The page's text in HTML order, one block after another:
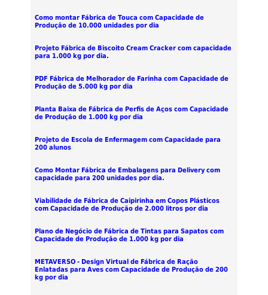
Como montar Fábrica de Touca com Capacidade de
Produção de 10.000 unidades por dia
Projeto Fábrica de Biscoito Cream Cracker com capacidade
para 1.000 kg por dia.
PDF Fábrica de Melhorador de Farinha com Capacidade de
Produção de 5.000 kg por dia
Planta Baixa de Fábrica de Perfis de Aços com Capacidade
de Produção de 1.000 kg por dia
Projeto de Escola de Enfermagem com Capacidade para
200 alunos
Como Montar Fábrica de Embalagens para Delivery com
capacidade para 200 unidades por dia.
Viabilidade de Fábrica de Caipirinha em Copos Plásticos
com Capacidade de Produção de 2.000 litros por dia
Plano de Negócio de Fábrica de Tintas para Sapatos com
Capacidade de Produção de 1.000 kg por dia
METAVERSO - Design Virtual de Fábrica de Ração
Enlatadas para Aves com Capacidade de Produção de 200
kg por dia